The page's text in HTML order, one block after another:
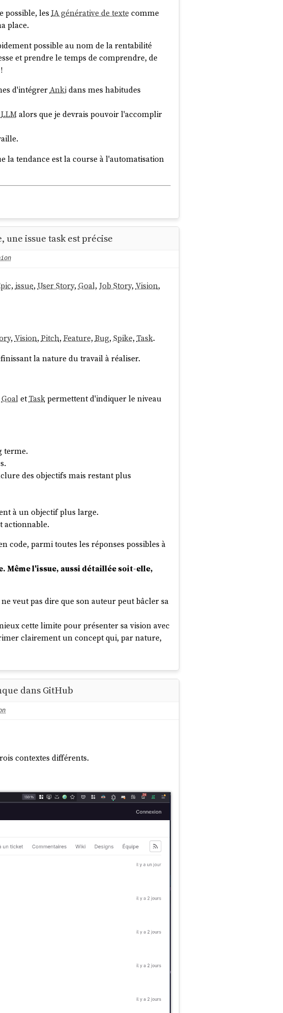
, celle de garder la mainmise sur ses projets,
de freiner les contributions avec des CLA
Je pense que ces pratiques, qui rendent
ils échouent.Canonicaln'a pas le savoir-
porté parCanonical, c'est parier sur le
possible, les IA générative de texte comme
place.
possible au nom de la rentabilité
et prendre le temps de comprendre, de
d'intégrerAnkidans mes habitudes
LLMalors que je devrais pouvoir l'accomplir
la tendance est la course à l'automatisation
une issue task est précise
,issue,User Story,Goal, Job Story,Vision,
,Vision,Pitch,Feature,Bug,Spike,Task.
la nature du travail à réaliser.
GoaletTaskpermettent d'indiquer le niveau
terme.
des objectifs mais restant plus
à un objectif plus large.
actionnable.
code, parmi toutes les réponses possibles à
Même l'issue, aussi détaillée soit-elle,
veut pas dire que son auteur peut bâcler sa
cette limite pour présenter sa vision avec
clairement un concept qui, par nature,
donc son auteur pour être défendue :
œuvres picturales paraissent comme
même des discours écrits. Tu croirais
de t’expliquer ce qu’ils disent, ils te
; il tombe aussi bien chez ceux qui le
il faut parler, ni avec qui il est bon de
de son père, car il n’est pas par lui-
qui va implémenter son issue.
En posant des questions, le
pas exactement à sa vision… et dans
plusieurs itérations de correction de
dans GitHub
contextes différents.